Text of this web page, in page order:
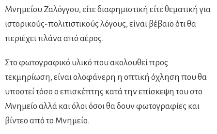
Μνημείου Ζαλόγγου, είτε διαφημιστική είτε θεματική για
ιστορικούς-πολιτιστικούς λόγους, είναι βέβαιο ότι θα
περιέχει πλάνα από αέρος.
Στο φωτογραφικό υλικό που ακολουθεί προς
τεκμηρίωση, είναι ολοφάνερη η οπτική όχληση που θα
υποστεί τόσο ο επισκέπτης κατά την επίσκεψη του στο
Μνημείο αλλά και όλοι όσοι θα δουν φωτογραφίες και
βίντεο από το Μνημείο.